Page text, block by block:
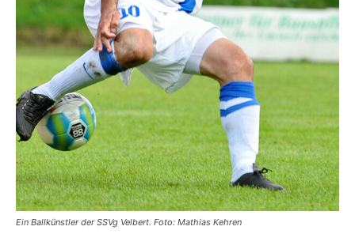
Ein Ballkünstler der SSVg Velbert. Foto: Mathias Kehren